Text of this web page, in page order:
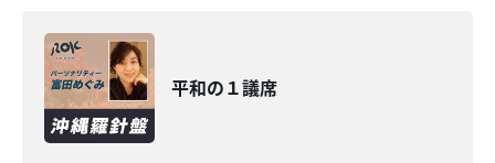
平和の１議席